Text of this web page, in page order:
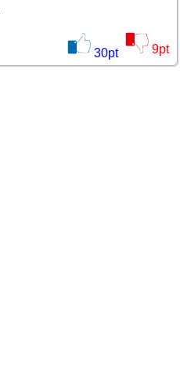
30pt 9pt